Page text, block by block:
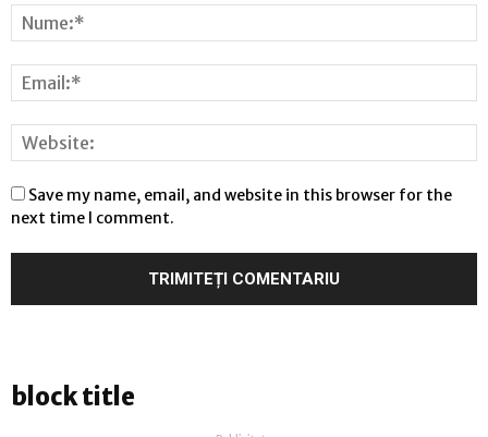
Save my name, email, and website in this browser for the
next time I comment.
block title